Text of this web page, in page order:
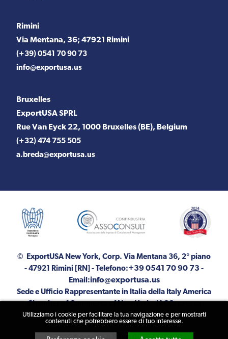
Utilizziamo i cookie per facilitare la tua navigazione e per mostrarti
contenuti che potrebbero essere di tuo interesse.
Rimini
Via Mentana, 36; 47921 Rimini
(+39) 0541 70 90 73
info@exportusa.us
Bruxelles
ExportUSA SPRL
Rue Van Eyck 22, 1000 Bruxelles (BE), Belgium
(+32) 474 755 505
a.breda@exportusa.us
© ExportUSA New York, Corp. Via Mentana 36, 2° piano
- 47921 Rimini [RN]
- Telefono:+39 0541 70 90 73 -
Email:info@exportusa.us
Sede e Ufficio Rappresentante in Italia della Italy America
ExportUSA